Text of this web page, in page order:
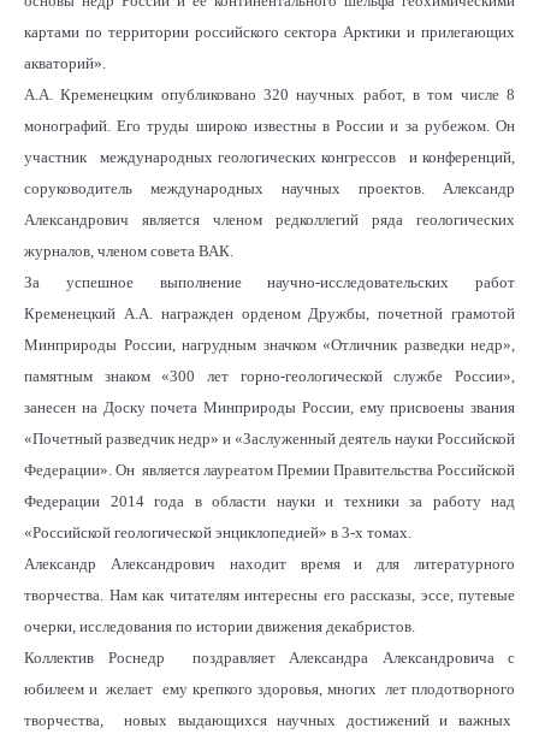
картами по территории российского сектора Арктики и прилегающих
акваторий».
А.А. Кременецким опубликовано 320 научных работ, в том числе 8
монографий. Его труды широко известны в России и за рубежом. Он
участник международных геологических конгрессов и конференций,
соруководитель международных научных проектов. Александр
Александрович является членом редколлегий ряда геологических
журналов, членом совета ВАК.
За успешное выполнение научно-исследовательских работ
Кременецкий А.А. награжден орденом Дружбы, почетной грамотой
Минприроды России, нагрудным значком «Отличник разведки недр»,
памятным знаком «300 лет горно-геологической службе России»,
занесен на Доску почета Минприроды России, ему присвоены звания
«Почетный разведчик недр» и «Заслуженный деятель науки Российской
Федерации». Он является лауреатом Премии Правительства Российской
Федерации 2014 года в области науки и техники за работу над
«Российской геологической энциклопедией» в 3-х томах.
Александр Александрович находит время и для литературного
творчества. Нам как читателям интересны его рассказы, эссе, путевые
очерки, исследования по истории движения декабристов.
Коллектив Роснедр поздравляет Александра Александровича с
юбилеем и желает ему крепкого здоровья, многих лет плодотворного
творчества, новых выдающихся научных достижений и важных